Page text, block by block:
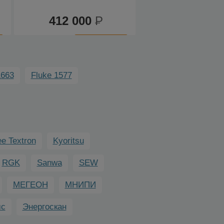
412 000Р
Fluke 1577
Textron Kyoritsu
RGK Sanwa SEW
МЕГЕОН МНИПИ
Энергоскан